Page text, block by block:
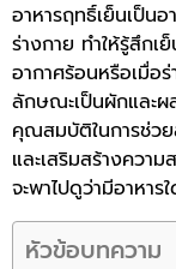
อาหารฤทธิ์เย็นเป็น
ร่างกาย ทำให้รู้สึกเ
อากาศร้อนหรือเมื่อ
ลักษณะเป็นผักและผ
คุณสมบัติในการช่ว
และเสริมสร้างควา
จะพาไปดูว่ามีอาหาร
หัวข้อบทความ